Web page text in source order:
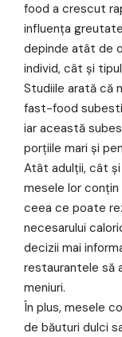
food a crescut
influența
depinde atât de
individ, cât și
Studiile arată că
fast-food
iar această
porțiile mari și
Atât adulții, cât
mesele lor
ceea ce poate
necesarului
decizii mai
restaurantele să
meniuri.
În plus, mesele
de băuturi dulci